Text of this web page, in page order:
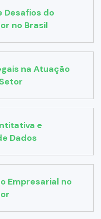
Desafios do
no Brasil
na Atuação
e
Dados
Empresarial no